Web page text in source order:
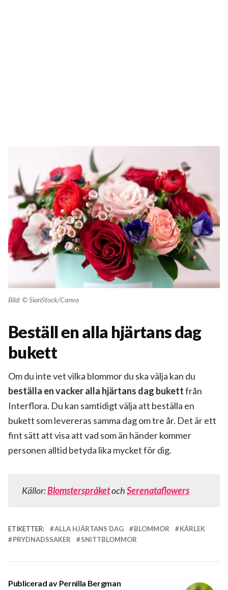
Bild: © SianStock/Canva
Beställ en alla hjärtans dag
bukett
Om du inte vet vilka blommor du ska välja kan du
beställa en vacker alla hjärtans dag bukettfrån
Interflora. Du kan samtidigt välja att beställa en
bukett som levereras samma dag om tre år. Det är ett
fint sätt att visa att vad som än händer kommer
personen alltid betyda lika mycket för dig.
Källor:BlomsterspråketochSerenataflowers
ETIKETTER: ALLA HJÄRTANS DAG BLOMMOR
KÄRLEK
PRYDNADSSAKER
SNITTBLOMMOR
Publicerad av Pernilla Bergman